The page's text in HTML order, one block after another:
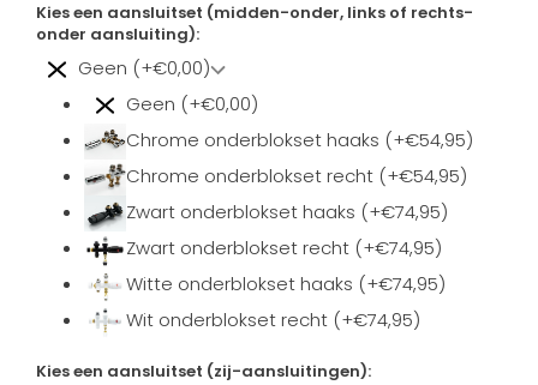
Kies een aansluitset (midden-onder, links of rechts-
onder aansluiting):
Geen (+€0,00)
Geen (+€0,00)
Chrome onderblokset haaks (+€54,95)
Chrome onderblokset recht (+€54,95)
Zwart onderblokset haaks (+€74,95)
Zwart onderblokset recht (+€74,95)
Witte onderblokset haaks (+€74,95)
Wit onderblokset recht (+€74,95)
Kies een aansluitset (zij-aansluitingen):